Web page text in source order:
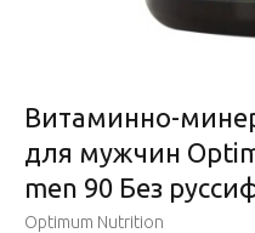
Витаминно-
для мужчин
men 90 Без
Optimum Nutrition